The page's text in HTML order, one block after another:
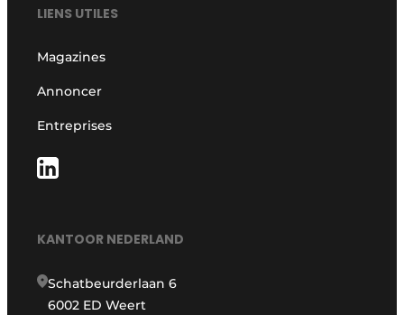
LIENS UTILES
Magazines
Annoncer
Entreprises
KANTOOR NEDERLAND
Schatbeurderlaan 6
6002 ED Weert